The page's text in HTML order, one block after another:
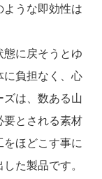
うな即効性は
に戻そうとゆ
負担なく、心
は、数ある山
要とされる素材
ほどこす事に
た製品です。